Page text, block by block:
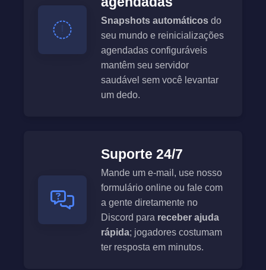
Snapshots automáticos do
seu mundo e reinicializações
agendadas configuráveis
mantêm seu servidor
saudável sem você levantar
um dedo.
Suporte 24/7
Mande um e-mail, use nosso
formulário online ou fale com
a gente diretamente no
Discord para receber ajuda
rápida; jogadores costumam
ter resposta em minutos.